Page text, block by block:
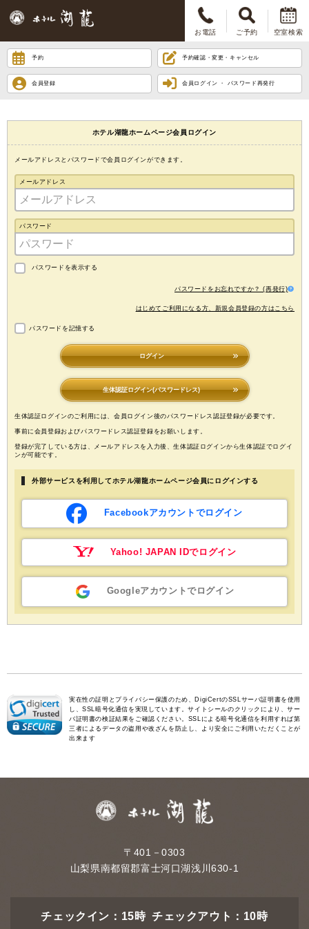
お電話 ご予約 空室検索
予約 予約確認・変更・キャンセル
会員登録 会員ログイン ・ パスワード再発行
ホテル湖龍ホームページ会員ログイン
メールアドレスとパスワードで会員ログインができます。
メールアドレス
パスワード
パスワードを表示する
パスワードをお忘れですか？ (再発行)
はじめてご利用になる方、新規会員登録の方はこちら
パスワードを記憶する
ログイン
生体認証ログイン(パスワードレス)
生体認証ログインのご利用には、会員ログイン後のパスワードレス認証登録が必要です。
事前に会員登録およびパスワードレス認証登録をお願いします。
登録が完了している方は、メールアドレスを入力後、生体認証ログインから生体認証でログイ
ンが可能です。
外部サービスを利用してホテル湖龍ホームページ会員にログインする
Facebookアカウントでログイン
Yahoo! JAPAN IDでログイン
Googleアカウントでログイン
実在性の証明とプライバシー保護のため、DigiCertのSSLサーバ証明書を使用
し、SSL暗号化通信を実現しています。サイトシールのクリックにより、サー
バ証明書の検証結果をご確認ください。SSLによる暗号化通信を利用すれば第
三者によるデータの盗用や改ざんを防止し、より安全にご利用いただくことが
出来ます
〒401－0303
山梨県南都留郡富士河口湖浅川630-1
チェックイン：15時 チェックアウト：10時